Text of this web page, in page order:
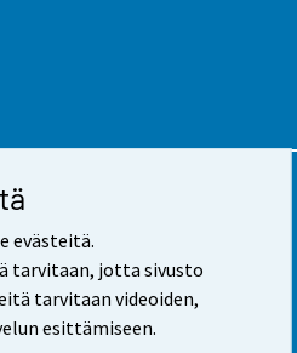
evästeitä.
tarvitaan, jotta sivusto
tarvitaan videoiden,
esittämiseen.